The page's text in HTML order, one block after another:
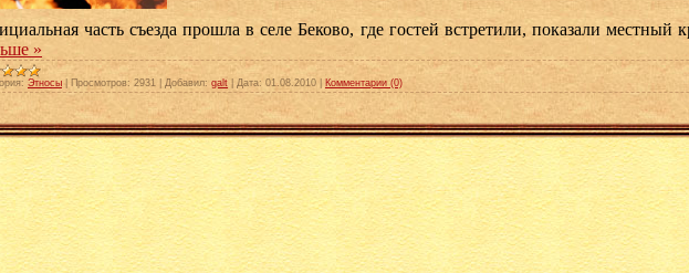
часть съезда прошла в селе Беково, где гостей встретили, показали местный
»
Этносы Просмотров: 2931 Добавил: galt Дата: 01.08.2010 Комментарии (0)